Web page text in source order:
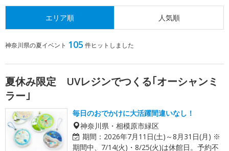
エリア順 人気順
神奈川県の夏イベント 105 件ヒットしました
夏休み限定 UVレジンでつくる｢オーシャンミ
ラー｣
毎日のおでかけに大活躍間違いなし！
神奈川県・相模原市緑区
期間： 2026年7月11日(土)～8月31日(月) ※
期間中、7/14(火)・8/25(火)は休館日。予約不